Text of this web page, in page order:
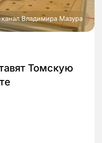
Владимира Мазура
Томскую